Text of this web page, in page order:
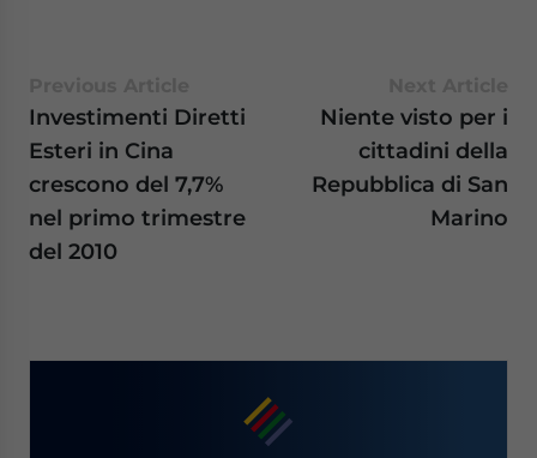
Investimenti Diretti
Esteri in Cina
crescono del 7,7%
nel primo trimestre
del 2010
Niente visto per i
cittadini della
Repubblica di San
Marino